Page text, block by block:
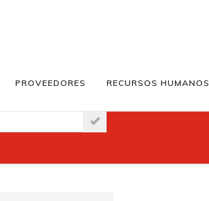
PROVEEDORES RECURSOS HUMANOS